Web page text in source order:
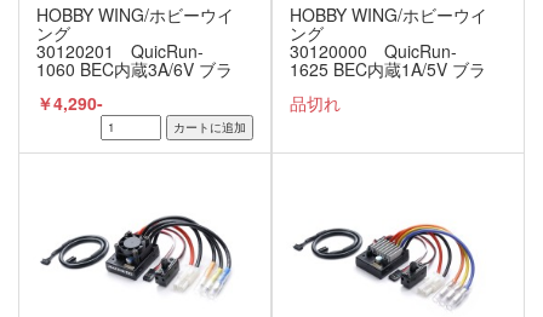
HOBBY WING/ホビーウイ
ング
30120201 QuicRun-
1060 BEC内蔵3A/6V ブラ
シモーター用ESC 【1/10
用】
￥4,290-
HOBBY WING/ホビーウイ
ング
30120000 QuicRun-
1625 BEC内蔵1A/5V ブラ
シモーター用ESC
【1/16， 1/18用】
品切れ